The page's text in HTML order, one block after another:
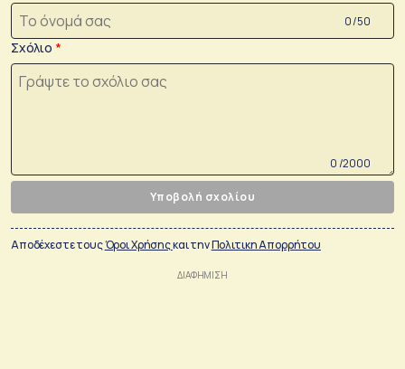
0 /50
Σχόλιο
0 /2000
Υποβολή σχολίου
Αποδέχεστε τουςΌροι Χρήσηςκαι τηνΠολιτικη Απορρήτου